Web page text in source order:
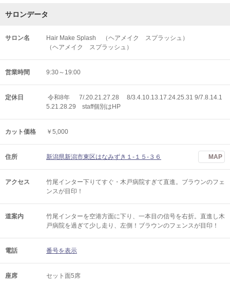
サロンデータ
サロン名
Hair Make Splash （ヘアメイク スプラッシュ）
（ヘアメイク スプラッシュ）
営業時間 9:30～19:00
定休日
令和8年 7/.20.21.27.28 8/3.4.10.13.17.24.25.31 9/7.8.14.1
5.21.28.29 staff個別はHP
カット価格 ￥5,000
住所 新潟県新潟市東区はなみずき１‐１５‐３６ MAP
アクセス
竹尾インター下りてすぐ・木戸病院すぎて直進。ブラウンのフェ
ンスが目印！
道案内
竹尾インターを空港方面に下り、一本目の信号を右折。直進し木
戸病院を過ぎて少し走り、左側！ブラウンのフェンスが目印！
電話 番号を表示
座席 セット面5席